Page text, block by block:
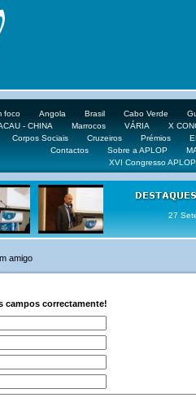
foco Angola Brasil Cabo Verde
- CHINA
Marrocos VÁRIA
X
Corpos Sociais
Cruzeiros Prémios
Contactos
Sobre a APLOP
XVI Congresso APLOP
16 DE
amigo
campos correctamente!